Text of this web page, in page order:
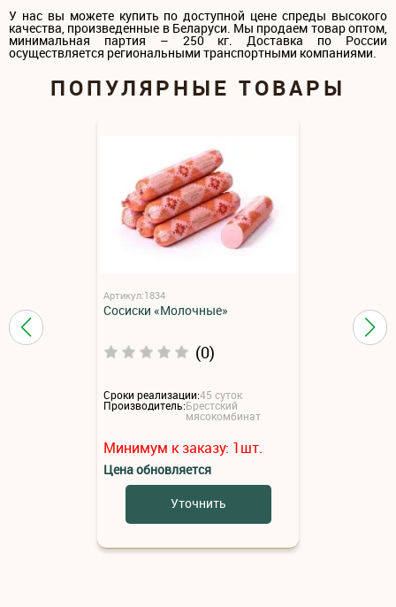
У нас вы можете купить по доступной цене спреды высокого
качества, произведенные в Беларуси. Мы продаем товар оптом,
минимальная партия – 250 кг. Доставка по России
осуществляется региональными транспортными компаниями.
ПОПУЛЯРНЫЕ ТОВАРЫ
Артикул:1834
Сосиски «Молочные»
(0)
Сроки реализации:45 суток
Производитель:Брестский
мясокомбинат
Минимум к заказу: 1шт.
Цена обновляется
Уточнить